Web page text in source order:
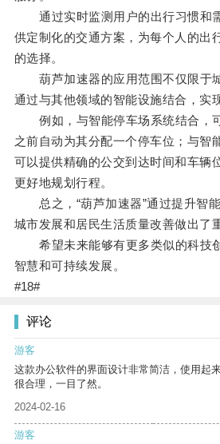
通过实时监测用户的出行习惯和
供定制化的交通方案，为每个人的出
的选择。
葫芦加速器的应用范围不仅限于
通过与其他领域的智能设施结合，实
例如，与智能停车场系统结合，
之前自动为其分配一个停车位；与智
可以提供精确的公交到达时间和车辆
更好地规划行程。
总之，“葫芦加速器”通过提升智能
城市发展和居民生活质量改善做出了
希望未来能够有更多类似的科技
智慧和可持续发展。
#18#
评论
游客
这款办公软件的界面设计非常简洁，使用起
很合理，一目了然。
2024-02-16
游客